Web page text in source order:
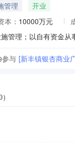
管理
开业
本： 10000万元
参与 [新丰镇银杏商业
）